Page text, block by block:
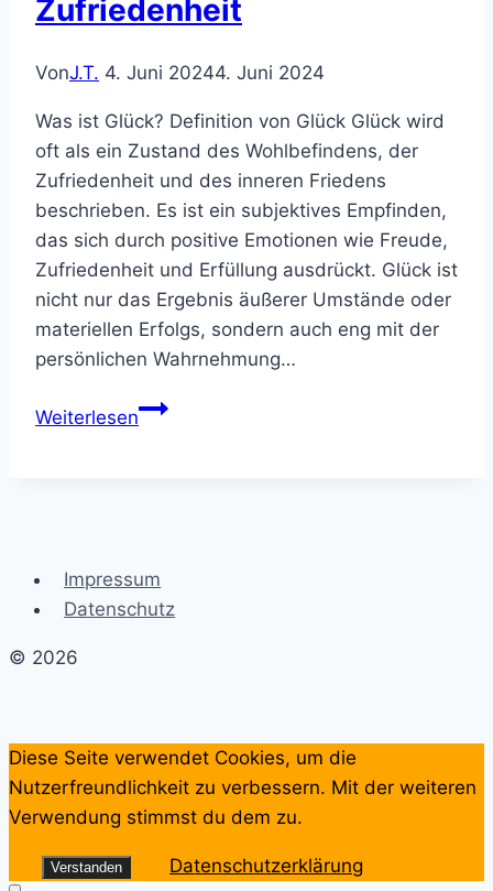
Zufriedenheit
VonJ.T. 4. Juni 20244. Juni 2024
Was ist Glück? Definition von Glück Glück wird
oft als ein Zustand des Wohlbefindens, der
Zufriedenheit und des inneren Friedens
beschrieben. Es ist ein subjektives Empfinden,
das sich durch positive Emotionen wie Freude,
Zufriedenheit und Erfüllung ausdrückt. Glück ist
nicht nur das Ergebnis äußerer Umstände oder
materiellen Erfolgs, sondern auch eng mit der
persönlichen Wahrnehmung…
WeiterlesenDie
zur
inneren
Impressum
Datenschutz
© 2026
Diese Seite verwendet Cookies, um die
Nutzerfreundlichkeit zu verbessern. Mit der weiteren
Verwendung stimmst du dem zu.
Verstanden Datenschutzerklärung